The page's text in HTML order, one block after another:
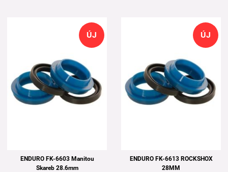
ÚJ
ENDURO FK-6603 Manitou
Skareb 28.6mm
ÚJ
ENDURO FK-6613 ROCKSHOX
28MM